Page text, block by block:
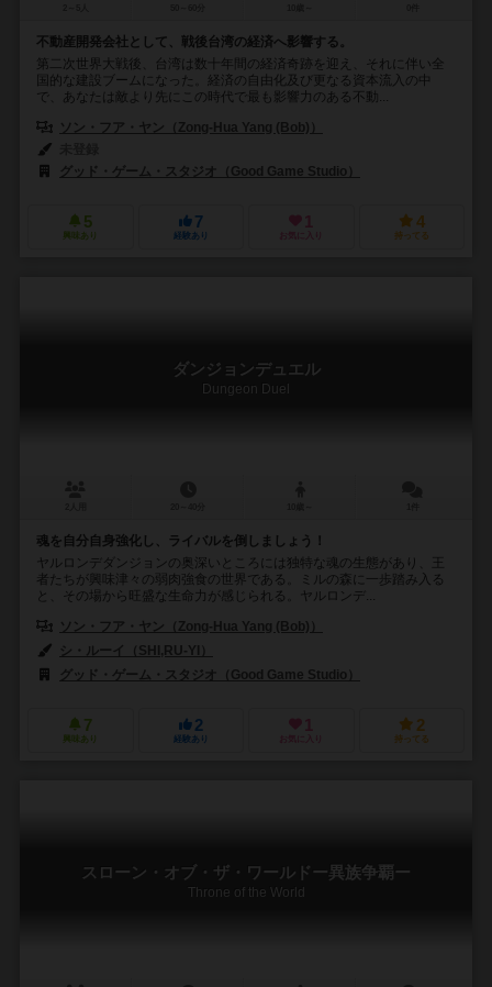
不動産開発会社として、戦後台湾の経済へ影響する。
第二次世界大戦後、台湾は数十年間の経済奇跡を迎え、それに伴い全
国的な建設ブームになった。経済の自由化及び更なる資本流入の中
で、あなたは敵より先にこの時代で最も影響力のある不動...
ソン・フア・ヤン（Zong-Hua Yang (Bob)）
グッド・ゲーム・スタジオ（Good Game Studio）
5
興味あり
7
経験あり
1
お気に入り
4
持ってる
ダンジョンデュエル
Dungeon Duel
魂を自分自身強化し、ライバルを倒しましょう！
ヤルロンデダンジョンの奥深いところには独特な魂の生態があり、王
者たちが興味津々の弱肉強食の世界である。ミルの森に一歩踏み入る
と、その場から旺盛な生命力が感じられる。ヤルロンデ...
ソン・フア・ヤン（Zong-Hua Yang (Bob)）
シ・ルーイ（SHI,RU-YI）
グッド・ゲーム・スタジオ（Good Game Studio）
7
興味あり
2
経験あり
1
お気に入り
2
持ってる
スローン・オブ・ザ・ワールドー異族争覇ー
Throne of the World